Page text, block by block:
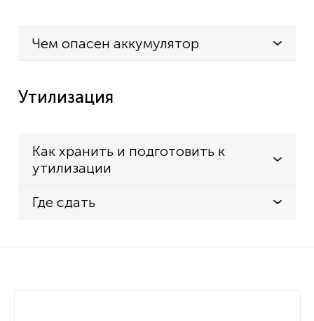
Чем опасен аккумулятор
Утилизация
Как хранить и подготовить к
утилизации
Где сдать